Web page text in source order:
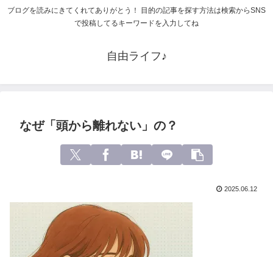
ブログを読みにきてくれてありがとう！ 目的の記事を探す方法は検索からSNS
で投稿してるキーワードを入力してね
自由ライフ♪
なぜ「頭から離れない」の？
2025.06.12